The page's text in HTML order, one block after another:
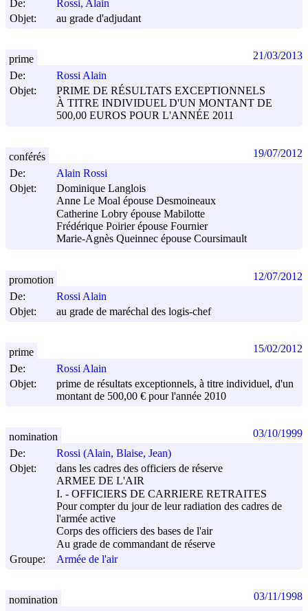
De:
Rossi, Alain
Objet:
au grade d'adjudant
De:
Rossi Alain
Objet:
PRIME DE RÉSULTATS EXCEPTIONNELS
À TITRE INDIVIDUEL D'UN MONTANT DE
500,00 EUROS POUR L'ANNÉE 2011
prime 21/03/2013
De:
Alain Rossi
Objet:
Dominique Langlois
Anne Le Moal épouse Desmoineaux
Catherine Lobry épouse Mabilotte
Frédérique Poirier épouse Fournier
Marie-Agnès Queinnec épouse Coursimault
conférés 19/07/2012
De:
Rossi Alain
Objet:
au grade de maréchal des logis-chef
promotion 12/07/2012
De:
Rossi Alain
Objet:
prime de résultats exceptionnels, à titre individuel, d'un
montant de 500,00 € pour l'année 2010
prime 15/02/2012
De:
Rossi (Alain, Blaise, Jean)
Objet:
dans les cadres des officiers de réserve
ARMEE DE L'AIR
I. - OFFICIERS DE CARRIERE RETRAITES
Pour compter du jour de leur radiation des cadres de
l'armée active
Corps des officiers des bases de l'air
Au grade de commandant de réserve
Groupe:
Armée de l'air
nomination 03/10/1999
nomination 03/11/1998